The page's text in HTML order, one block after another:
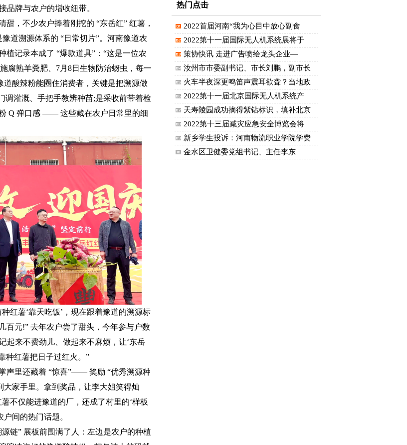
品牌与农户的增收纽带。
，不少农户捧着刚挖的 “东岳红” 红薯，
道溯源体系的 “日常切片”。河南豫道农
植记录本成了 “爆款道具”：“这是一位农
腐熟羊粪肥、7月8日生物防治蚜虫，每一
酸辣粉能圈住消费者，关键是把溯源做
调灌溉、手把手教辨种苗;是采收前带着检
Q 弹口感 —— 这些藏在农户日常里的细
薯‘靠天吃饭’，现在跟着豫道的溯源标
百元!” 去年农户尝了甜头，今年参与户数
起来不费劲儿、做起来不麻烦，让‘东岳
种红薯把日子过红火。”
里还藏着 “惊喜”—— 奖励 “优秀溯源种
家手里。拿到奖品，让李大姐笑得灿
不仅能进豫道的厂，还成了村里的‘样板
间的热门话题。
” 展板前围满了人：左边是农户的种植
热门点击
2022首届河南“我为心目中放心副食
2022第十一届国际无人机系统展将于
策协快讯 走进广告喷绘龙头企业—
汝州市市委副书记、市长刘鹏，副市长
火车半夜深更鸣笛声震耳欲聋？当地政
2022第十一届北京国际无人机系统产
天寿陵园成功摘得紫钻标识，填补北京
2022第十三届减灾应急安全博览会将
新乡学生投诉：河南物流职业学院学费
金水区卫健委党组书记、主任李东